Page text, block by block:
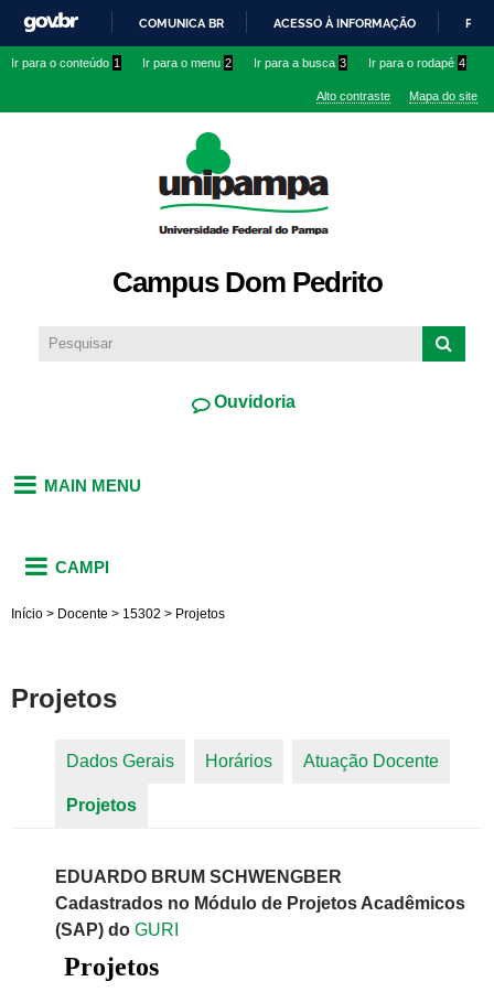
conteúdo
IR
O
COMUNICA BR ACESSO À INFORMAÇÃO
Ir para o conteúdo 1 Ir para o menu 2 Ir para a busca 3 Ir para o rodapé 4
Alto contraste Mapa do site
Campus Dom Pedrito
Ouvidoria
MAIN MENU
CAMPI
Início > Docente > 15302 > Projetos
Projetos
Dados Gerais Horários Atuação Docente
Projetos
EDUARDO BRUM SCHWENGBER
Cadastrados no Módulo de Projetos Acadêmicos
(SAP) do GURI